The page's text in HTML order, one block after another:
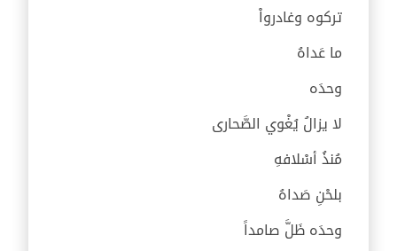
تركوه وغادرواْ
ما عَداهُ
وحدَه
لا يزالُ يُغْوي الصَّحارى
مُنذُ أسْلافهِ
بلحْنِ صَداهُ
وحدَه ظَلَّ صامداً